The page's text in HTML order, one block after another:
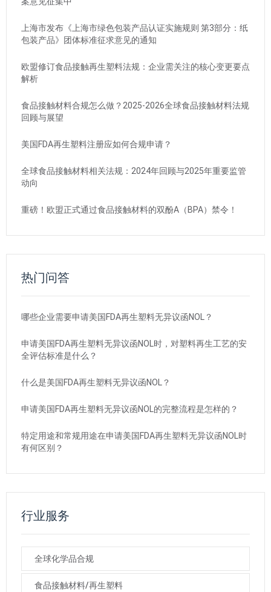
上海市发布《上海市绿色包装产品认证实施规则 第3部分：纸
包装产品》团体标准征求意见的通知
欧盟修订食品接触再生塑料法规：企业需关注的核心变更要点
解析
食品接触材料合规怎么做？2025-2026全球食品接触材料法规
回顾与展望
美国FDA再生塑料注册应如何合规申请？
全球食品接触材料相关法规：2024年回顾与2025年重要监管
动向
重磅！欧盟正式通过食品接触材料的双酚A（BPA）禁令！
热门问答
哪些企业需要申请美国FDA再生塑料无异议函NOL？
申请美国FDA再生塑料无异议函NOL时，对塑料再生工艺的安
全评估标准是什么？
什么是美国FDA再生塑料无异议函NOL？
申请美国FDA再生塑料无异议函NOL的完整流程是怎样的？
特定用途和常规用途在申请美国FDA再生塑料无异议函NOL时
有何区别？
行业服务
全球化学品合规
食品接触材料/再生塑料